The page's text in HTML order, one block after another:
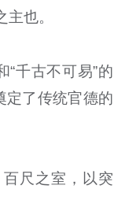
也。
“千古不可易”的
定了传统官德的
尺之室，以突